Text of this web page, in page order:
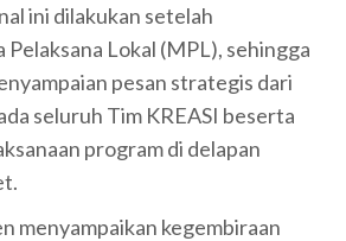
ini dilakukan setelah
Lokal (MPL), sehingga
pesan strategis dari
seluruh Tim KREASI beserta
program di delapan
menyampaikan kegembiraan